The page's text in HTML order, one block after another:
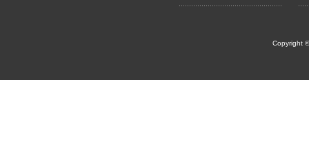
Copyright